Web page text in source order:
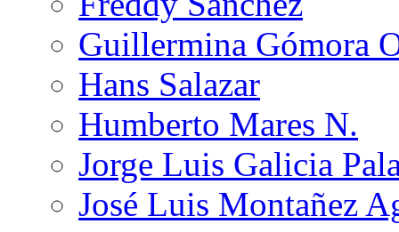
Guillermina Gómora
Hans Salazar
Humberto Mares N.
Jorge Luis Galicia
José Luis Montañez